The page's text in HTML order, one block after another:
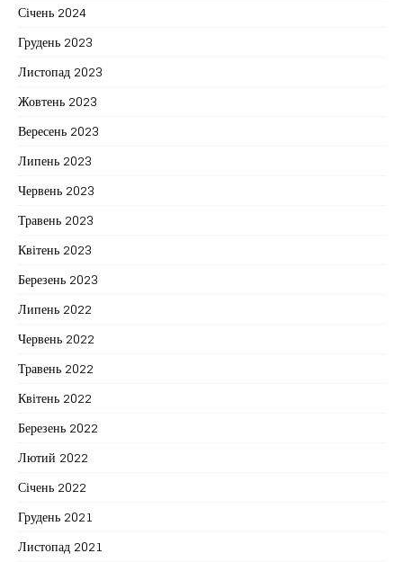
Січень 2024
Грудень 2023
Листопад 2023
Жовтень 2023
Вересень 2023
Липень 2023
Червень 2023
Травень 2023
Квітень 2023
Березень 2023
Липень 2022
Червень 2022
Травень 2022
Квітень 2022
Березень 2022
Лютий 2022
Січень 2022
Грудень 2021
Листопад 2021